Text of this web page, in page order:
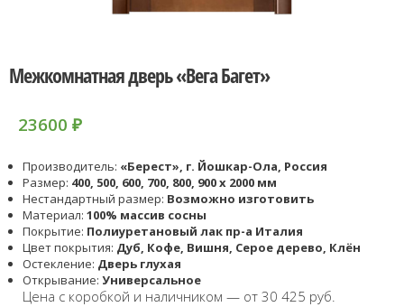
Межкомнатная дверь «Вега Багет»
23600 ₽
Производитель: «Берест», г. Йошкар-Ола, Россия
Размер: 400, 500, 600, 700, 800, 900 x 2000 мм
Нестандартный размер: Возможно изготовить
Материал: 100% массив сосны
Покрытие: Полиуретановый лак пр-а Италия
Цвет покрытия: Дуб, Кофе, Вишня, Серое дерево, Клён
Остекление: Дверь глухая
Открывание: Универсальное
Цена с коробкой и наличником — от 30 425 руб.